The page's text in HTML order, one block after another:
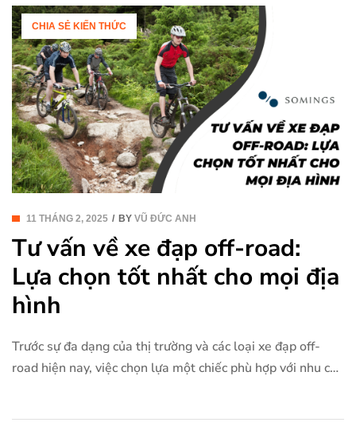
CHIA SẺ KIẾN THỨC
11 THÁNG 2, 2025 BY VŨ ĐỨC ANH
Tư vấn về xe đạp off-road:
Lựa chọn tốt nhất cho mọi địa
hình
Trước sự đa dạng của thị trường và các loại xe đạp off-
road hiện nay, việc chọn lựa một chiếc phù hợp với nhu cầu